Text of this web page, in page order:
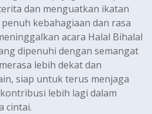
dan menguatkan ikatan
kebahagiaan dan rasa
acara Halal Bihalal
dipenuhi dengan semangat
lebih dekat dan
siap untuk terus menjaga
lebih lagi dalam
cintai.